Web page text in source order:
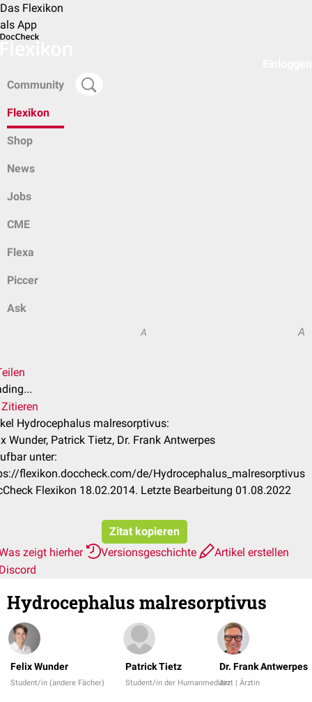
Das Flexikon
als App
Community
Flexikon
Shop
News
Jobs
CME
Flexa
Piccer
Ask
A A
Hydrocephalus malresorptivus:
Wunder, Patrick Tietz, Dr. Frank Antwerpes
unter:
flexikon.doccheck.com/de/Hydrocephalus_malresorptivus
Flexikon 18.02.2014. Letzte Bearbeitung 01.08.2022
Zitat kopieren
zeigt hierher
Versionsgeschichte
Artikel erstellen
Hydrocephalus malresorptivus
Felix Wunder
Student/in (andere Fächer)
Patrick Tietz
Student/in der Humanmedizin
Dr. Frank Antwerpes
Arzt | Ärztin